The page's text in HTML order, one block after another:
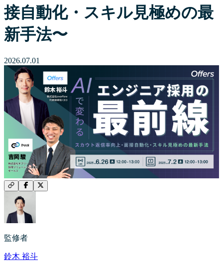
接自動化・スキル見極めの最
新手法〜
2026.07.01
監修者
鈴木 裕斗